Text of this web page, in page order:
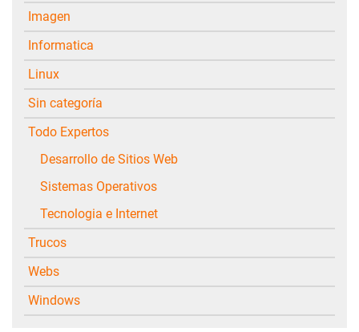
Imagen
Informatica
Linux
Sin categoría
Todo Expertos
Desarrollo de Sitios Web
Sistemas Operativos
Tecnologia e Internet
Trucos
Webs
Windows